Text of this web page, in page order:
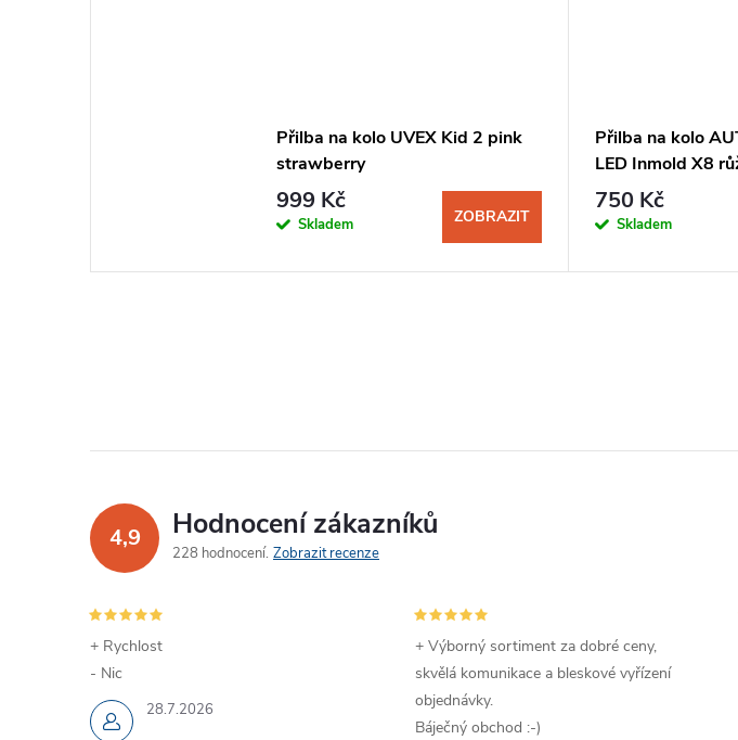
Přilba na kolo UVEX Kid 2 pink
strawberry
999 Kč
Skladem ZOBRAZIT
Přilba na kolo
LED Inmold X8
modrá mat
750 Kč
Skladem
4,9 Hodnocení zákazníků
228 hodnocení Zobrazit recenze
28.7.2026
+ Rychlost
- Nic
+ Výborný sortiment za dobré ceny,
skvělá komunikace a bleskové vyřízení
objednávky.
Báječný obchod :-)